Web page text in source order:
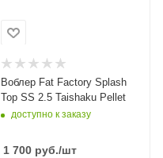
Длина приманки, мм
Вес приманки, гр
2.5
Плавучесть
Воблер Fat Factory Splash
Top SS 2.5 Taishaku Pellet
доступно к заказу
1 700руб./шт